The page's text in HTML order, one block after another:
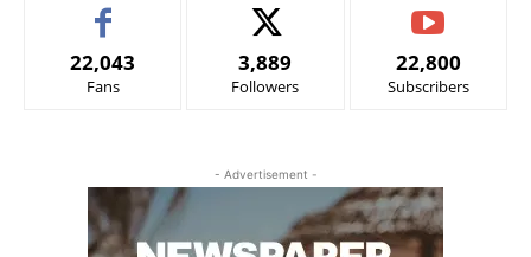
22,043
Fans
3,889
Followers
22,800
Subscribers
- Advertisement -